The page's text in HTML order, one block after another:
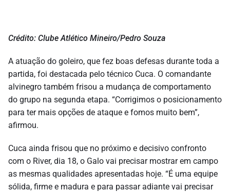
Crédito: Clube Atlético Mineiro/Pedro Souza
A atuação do goleiro, que fez boas defesas durante toda a
partida, foi destacada pelo técnico Cuca. O comandante
alvinegro também frisou a mudança de comportamento
do grupo na segunda etapa. “Corrigimos o posicionamento
para ter mais opções de ataque e fomos muito bem”,
afirmou.
Cuca ainda frisou que no próximo e decisivo confronto
com o River, dia 18, o Galo vai precisar mostrar em campo
as mesmas qualidades apresentadas hoje. “É uma equipe
sólida, firme e madura e para passar adiante vai precisar